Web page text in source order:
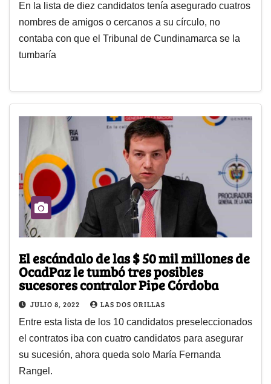
En la lista de diez candidatos tenía asegurado cuatros
nombres de amigos o cercanos a su círculo, no
contaba con que el Tribunal de Cundinamarca se la
tumbaría
El escándalo de las $ 50 mil millones de
OcadPaz le tumbó tres posibles
sucesores contralor Pipe Córdoba
JULIO 8, 2022 LAS DOS ORILLAS
Entre esta lista de los 10 candidatos preseleccionados
el contratos iba con cuatro candidatos para asegurar
su sucesión, ahora queda solo María Fernanda
Rangel.